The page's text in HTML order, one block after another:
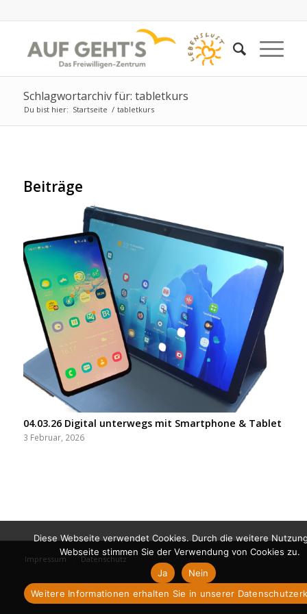
Schlagwortarchiv für: tabletkurs
Du bist hier: Startseite / tabletkurs
Beiträge
04.03.26 Digital unterwegs mit Smartphone & Tablet
3 Februar, 2026
Impressum Datenschutz
Diese Webseite verwendet Cookies. Durch die weitere
Webseite stimmen Sie der Verwendung von Cookies zu.
Ja
Nein
Weitere Informationen erhalten Sie in unserer